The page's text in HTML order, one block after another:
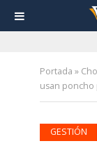
Portada »
usan
GESTIÓN